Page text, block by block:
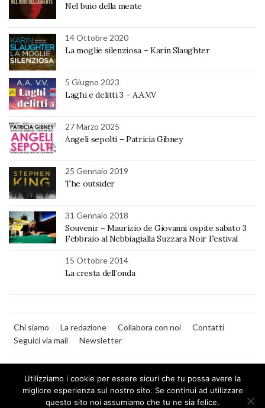
Nel buio della mente
14 Ottobre 2020
La moglie silenziosa – Karin Slaughter
5 Giugno 2023
Laghi e delitti 3 – A.A.V.V
27 Marzo 2025
Angeli sepolti – Patricia Gibney
25 Gennaio 2019
The outsider
31 Gennaio 2018
Souvenir – Maurizio de Giovanni ospite sabato 3
Febbraio al Nebbiagialla Suzzara Noir Festival
15 Ottobre 2014
La cresta dell’onda
Chi siamo La redazione Collabora con noi
Contatti
Seguici via mail
Newsletter
Utilizziamo i cookie per essere sicuri che tu possa avere la
migliore esperienza sul nostro sito. Se continui ad utilizzare
questo sito noi assumiamo che tu ne sia felice.